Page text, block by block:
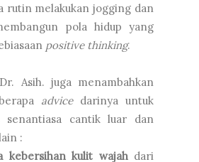
rutin melakukan jogging dan
pola hidup yang
positive thinking.
Asih. juga menambahkan
advicedarinya untuk
senantiasa cantik luar dan
:
kebersihan kulit wajah dari